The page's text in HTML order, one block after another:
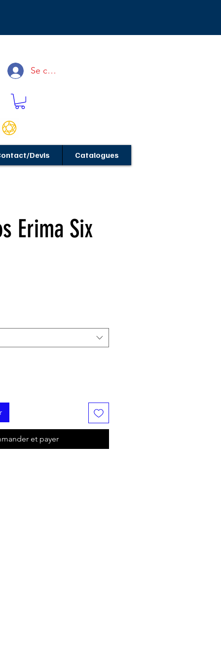
Se connecter
Devis Catalogues
Erima Six
et payer